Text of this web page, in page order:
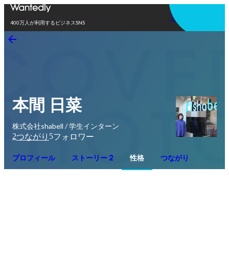
400万人が利用するビジネスSNS
アプリを使う
本間 日菜
株式会社shabell / 学生インターン
2つながり 5フォロワー
プロフィール ストーリー 2 性格 つながり